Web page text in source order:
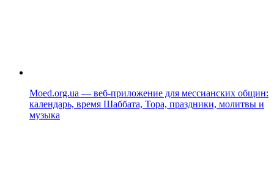
Moed.org.ua — веб-приложение для мессианских общин:
календарь, время Шаббата, Тора, праздники, молитвы и
музыка